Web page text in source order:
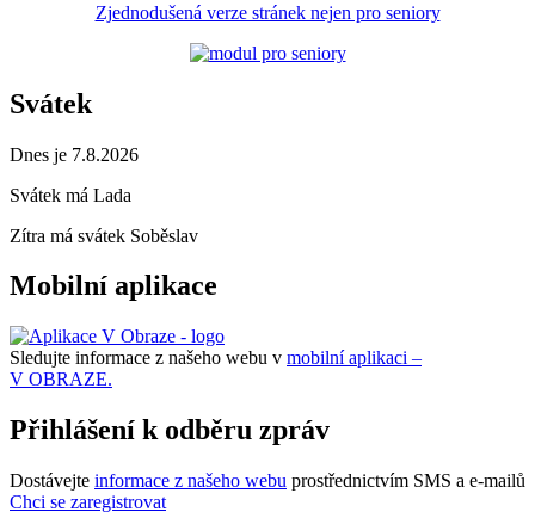
Zjednodušená verze stránek nejen pro seniory
Svátek
Dnes je 7.8.2026
Svátek má Lada
Zítra má svátek Soběslav
Mobilní aplikace
Sledujte informace z našeho webu v mobilní aplikaci –
V OBRAZE.
Přihlášení k odběru zpráv
Dostávejte informace z našeho webu prostřednictvím SMS a e-mailů
Chci se zaregistrovat